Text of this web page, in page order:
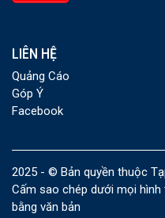
LIÊN HỆ
Quảng Cáo
Góp Ý
Facebook
2025 - © Bản quyền thuộc
Cấm sao chép dưới mọi
bằng văn bản